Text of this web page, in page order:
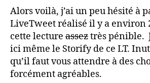
Alors voilà, j’ai un peu hésité à
LiveTweet réalisé il y a environ
cette lecture asseztrès pénible.
ici même le Storify de ce LT.
qu’il faut vous attendre à des
forcément agréables.